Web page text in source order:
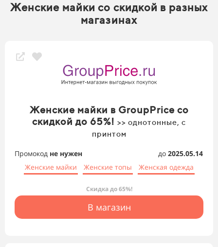
Женские майки со скидкой в разных
магазинах
Женские майки в GroupPrice со
скидкой до 65%! >> однотонные, с
принтом
Промокод не нужен до 2025.05.14
Женские майки
Женские топы Женская одежда
Скидка до 65%!
В магазин